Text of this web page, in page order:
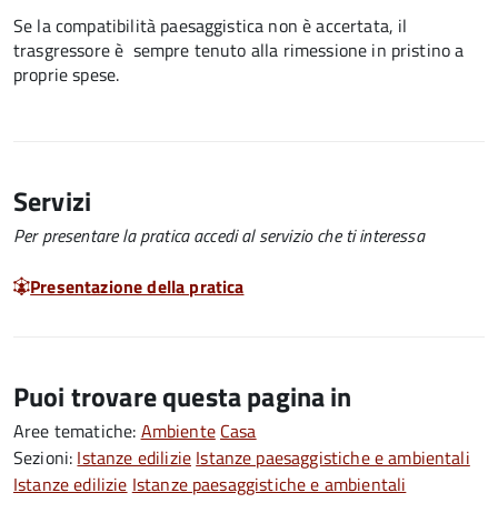
Se la compatibilità paesaggistica non è accertata, il
trasgressore è sempre tenuto alla rimessione in pristino a
proprie spese.
Servizi
Per presentare la pratica accedi al servizio che ti interessa
Presentazione della pratica
Puoi trovare questa pagina in
Aree tematiche: Ambiente Casa
Sezioni: Istanze edilizie Istanze paesaggistiche e ambientali
Istanze edilizie Istanze paesaggistiche e ambientali